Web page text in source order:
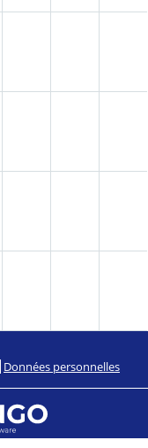
Données personnelles